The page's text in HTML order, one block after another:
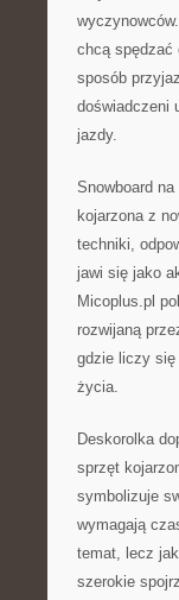
chcą spędzać
sposób
doświadczeni
jazdy.
Snowboard
kojarzona z
techniki,
jawi się jako
Micoplus.pl
rozwijaną
gdzie liczy się
życia.
Deskorolka
sprzęt
symbolizuje
wymagają
temat, lecz
szerokie